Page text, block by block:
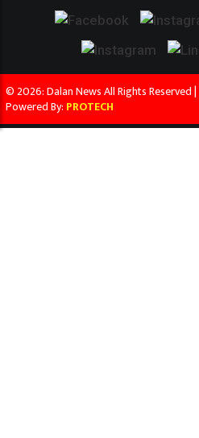
© 2026: Dalan News All Rights Reserved |
Powered By: PROTECH